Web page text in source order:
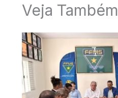
Veja Também